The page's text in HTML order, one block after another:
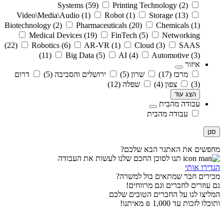
Systems (59) Printing Technology (2)
Video\Media\Audio (1) Robot (1) Storage (13)
Biotechnology (2) Pharmaceuticals (20) Chemicals (1)
Medical Devices (19) FinTech (5)
Networking
(22)
Robotics (6) AR-VR (1) Cloud (3)
SAAS
(11)
Big Data (5) AI (4) Automotive (3)
איזור
מרכז (17) שרון (5) ירושלים והסביבה (5)
דרום
(3)
צפון (4) שפלה (12)
הצג עוד
עבודה מהבית
עבודה מהבית
סנן
מחפשים את האתגר הבא שלכם?
תנו לסוכן החכם שלנו לעשות את העבודה
הגדירו אותי
מכירים חבר שמתאים בול למשרה?
גם עוזרים לחברים וגם מרווחים!
המליצו לנו על החברים הטובים שלכם
ותוכלו לזכות עד 1,000 ₪ מאיתנו!